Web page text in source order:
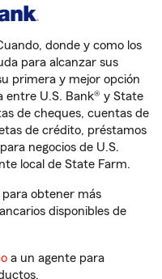
donde y como los
para alcanzar sus
primera y mejor opción
entre U.S. Bank® y State
de cheques, cuentas de
de crédito, préstamos
negocios de U.S.
local de State Farm.
para obtener más
disponibles de
a un agente para